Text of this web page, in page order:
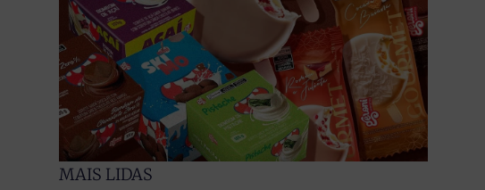
MAIS LIDAS